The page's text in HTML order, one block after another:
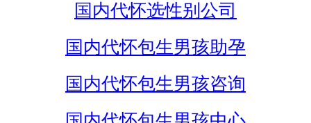
国内代怀选性别公司
国内代怀包生男孩助孕
国内代怀包生男孩咨询